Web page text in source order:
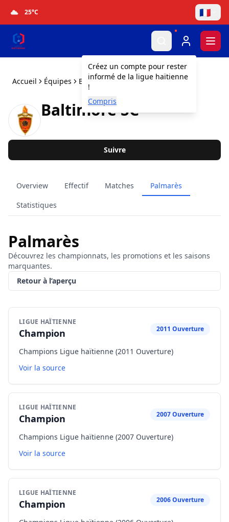
25°C 🇫🇷
Créez un compte pour rester
informé de la ligue haïtienne
!
Compris
Accueil Équipes Baltimore SC
Baltimore SC
Suivre
Overview Effectif Matches
Palmarès
Statistiques
Palmarès
Découvrez les championnats, les promotions et les saisons
marquantes.
Retour à l’aperçu
LIGUE HAÏTIENNE
Champion 2011 Ouverture
Champions Ligue haïtienne (2011 Ouverture)
Voir la source
LIGUE HAÏTIENNE
Champion 2007 Ouverture
Champions Ligue haïtienne (2007 Ouverture)
Voir la source
LIGUE HAÏTIENNE
Champion 2006 Ouverture